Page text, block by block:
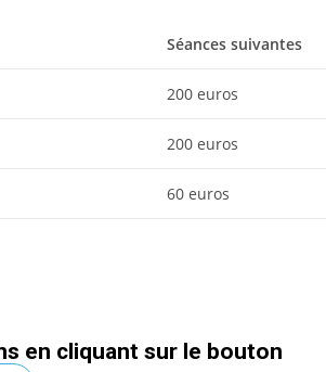
Séances suivantes
200 euros
200 euros
60 euros
en cliquant sur le bouton